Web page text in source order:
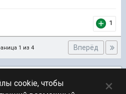
1
Вперёд
1 из 4
cookie, чтобы
×